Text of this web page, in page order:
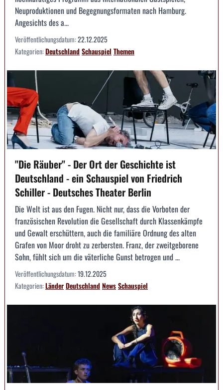
Neuproduktionen und Begegnungsformaten nach Hamburg.
Angesichts des a...
Veröffentlichungsdatum:22.12.2025
Kategorien:DeutschlandSchauspiel Themen
"Die Räuber" - Der Ort der Geschichte ist
Deutschland - ein Schauspiel von Friedrich
Schiller - Deutsches Theater Berlin
Die Welt ist aus den Fugen. Nicht nur, dass die Vorboten der
französischen Revolution die Gesellschaft durch Klassenkämpfe
und Gewalt erschüttern, auch die familiäre Ordnung des alten
Grafen von Moor droht zu zerbersten. Franz, der zweitgeborene
Sohn, fühlt sich um die väterliche Gunst betrogen und ...
Veröffentlichungsdatum:19.12.2025
Kategorien:LänderDeutschlandNewsSchauspiel